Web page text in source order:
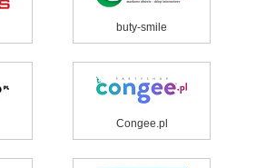
buty-smile
Congee.pl